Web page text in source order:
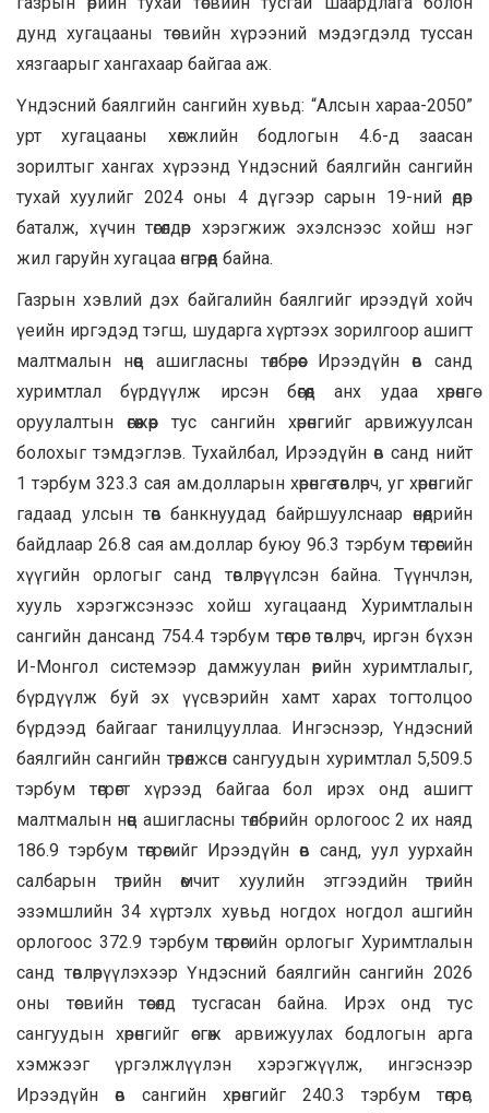
дунд хугацааны төсвийн хүрээний мэдэгдэлд туссан
хязгаарыг хангахаар байгаа аж.
Үндэсний баялгийн сангийн хувьд: “Алсын хараа-2050”
урт хугацааны хөгжлийн бодлогын 4.6-д заасан
зорилтыг хангах хүрээнд Үндэсний баялгийн сангийн
тухай хуулийг 2024 оны 4 дүгээр сарын 19-ний өдөр
баталж, хүчин төгөлдөр хэрэгжиж эхэлснээс хойш нэг
жил гаруйн хугацаа өнгөрөөд байна.
Газрын хэвлий дэх байгалийн баялгийг ирээдүй хойч
үеийн иргэдэд тэгш, шударга хүртээх зорилгоор ашигт
малтмалын нөөц ашигласны төлбөрөөс Ирээдүйн өв санд
хуримтлал бүрдүүлж ирсэн бөгөөд анх удаа хөрөнгө
оруулалтын өгөөжөөр тус сангийн хөрөнгийг арвижуулсан
болохыг тэмдэглэв. Тухайлбал, Ирээдүйн өв санд нийт
1 тэрбум 323.3 сая ам.долларын хөрөнгө төвлөрч, уг хөрөнгийг
гадаад улсын төв банкнуудад байршуулснаар өнөөдрийн
байдлаар 26.8 сая ам.доллар буюу 96.3 тэрбум төгрөгийн
хүүгийн орлогыг санд төвлөрүүлсэн байна. Түүнчлэн,
хууль хэрэгжсэнээс хойш хугацаанд Хуримтлалын
сангийн дансанд 754.4 тэрбум төгрөг төвлөрч, иргэн бүхэн
И-Монгол системээр дамжуулан өөрийн хуримтлалыг,
бүрдүүлж буй эх үүсвэрийн хамт харах тогтолцоо
бүрдээд байгааг танилцууллаа. Ингэснээр, Үндэсний
баялгийн сангийн төрөлжсөн сангуудын хуримтлал 5,509.5
тэрбум төгрөгт хүрээд байгаа бол ирэх онд ашигт
малтмалын нөөц ашигласны төлбөрийн орлогоос 2 их наяд
186.9 тэрбум төгрөгийг Ирээдүйн өв санд, уул уурхайн
салбарын төрийн өмчит хуулийн этгээдийн төрийн
эзэмшлийн 34 хүртэлх хувьд ногдох ногдол ашгийн
орлогоос 372.9 тэрбум төгрөгийн орлогыг Хуримтлалын
санд төвлөрүүлэхээр Үндэсний баялгийн сангийн 2026
оны төсвийн төсөлд тусгасан байна. Ирэх онд тус
сангуудын хөрөнгийг өсгөж арвижуулах бодлогын арга
хэмжээг үргэлжлүүлэн хэрэгжүүлж, ингэснээр
Ирээдүйн өв сангийн хөрөнгийг 240.3 тэрбум төгрөг,